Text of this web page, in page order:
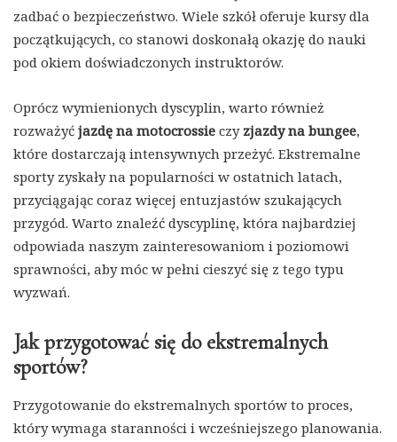
zadbać o bezpieczeństwo. Wiele szkół oferuje kursy dla
początkujących, co stanowi doskonałą okazję do nauki
pod okiem doświadczonych instruktorów.
Oprócz wymienionych dyscyplin, warto również
rozważyć jazdę na motocrossie czy zjazdy na bungee,
które dostarczają intensywnych przeżyć. Ekstremalne
sporty zyskały na popularności w ostatnich latach,
przyciągając coraz więcej entuzjastów szukających
przygód. Warto znaleźć dyscyplinę, która najbardziej
odpowiada naszym zainteresowaniom i poziomowi
sprawności, aby móc w pełni cieszyć się z tego typu
wyzwań.
Jak przygotować się do ekstremalnych
sportów?
Przygotowanie do ekstremalnych sportów to proces,
który wymaga staranności i wcześniejszego planowania.